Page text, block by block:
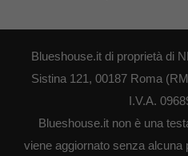
Blueshouse.it di proprietà di
Sistina 121, 00187 Roma
I.V.A.
Blueshouse.it non è una
viene aggiornato senza alcuna